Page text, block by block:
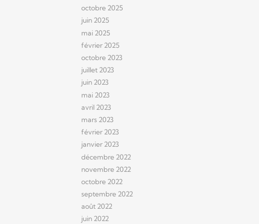
octobre 2025
juin 2025
mai 2025
février 2025
octobre 2023
juillet 2023
juin 2023
mai 2023
avril 2023
mars 2023
février 2023
janvier 2023
décembre 2022
novembre 2022
octobre 2022
septembre 2022
août 2022
juin 2022